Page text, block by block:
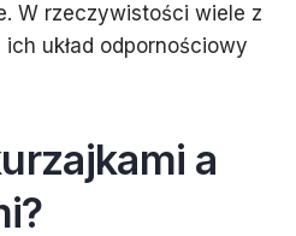
W rzeczywistości wiele z
układ odpornościowy
a